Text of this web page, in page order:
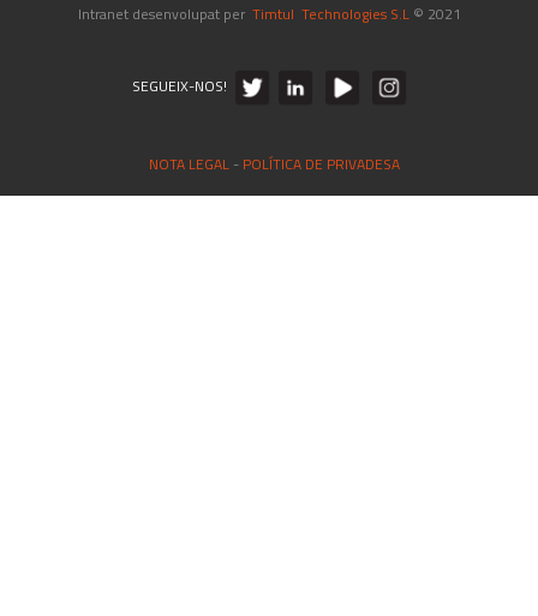
Intranet desenvolupat per Timtul Technologies S.L © 2021
SEGUEIX-NOS!
NOTA LEGAL - POLÍTICA DE PRIVADESA